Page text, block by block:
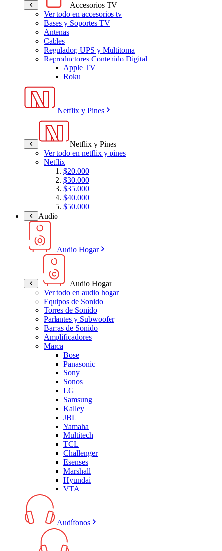
Accesorios TV
Ver todo en accesorios tv
Bases y Soportes TV
Antenas
Cables
Regulador, UPS y Multitoma
Reproductores Contenido Digital
Apple TV
Roku
Netflix y Pines
Netflix y Pines
Ver todo en netflix y pines
Netflix
$20.000
$30.000
$35.000
$40.000
$50.000
Audio
Audio Hogar
Audio Hogar
Ver todo en audio hogar
Equipos de Sonido
Torres de Sonido
Parlantes y Subwoofer
Barras de Sonido
Amplificadores
Marca
Bose
Panasonic
Sony
Sonos
LG
Samsung
Kalley
JBL
Yamaha
Multitech
TCL
Challenger
Esenses
Marshall
Hyundai
VTA
Audífonos